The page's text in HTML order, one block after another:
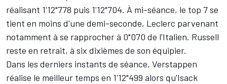
réalisant 1'12"778 puis 1'12"704. À mi-séance, le top 7 se
tient en moins d'une demi-seconde, Leclerc parvenant
notamment à se rapprocher à 0"070 de l'Italien. Russell
reste en retrait, à six dixièmes de son équipier.
Dans les derniers instants de séance, Verstappen
réalise le meilleur temps en 1'12"499 alors qu'Isack